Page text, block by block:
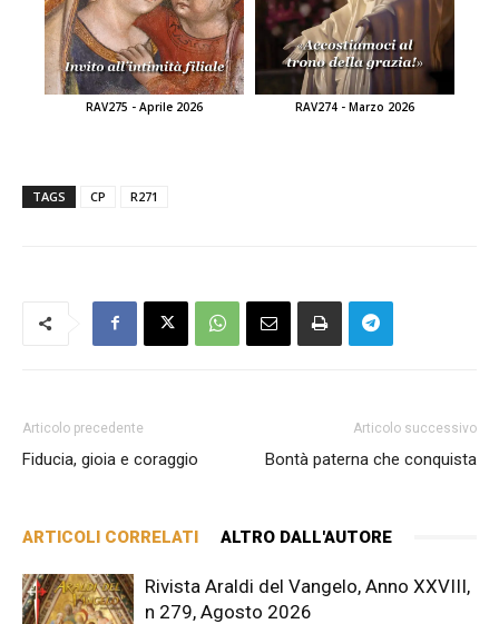
RAV275 - Aprile 2026 RAV274 - Marzo 2026
TAGS CP R271
Articolo precedente
Fiducia, gioia e coraggio
Articolo successivo
Bontà paterna che conquista
ARTICOLI CORRELATI ALTRO DALL'AUTORE
Rivista Araldi del Vangelo, Anno XXVIII,
n 279, Agosto 2026